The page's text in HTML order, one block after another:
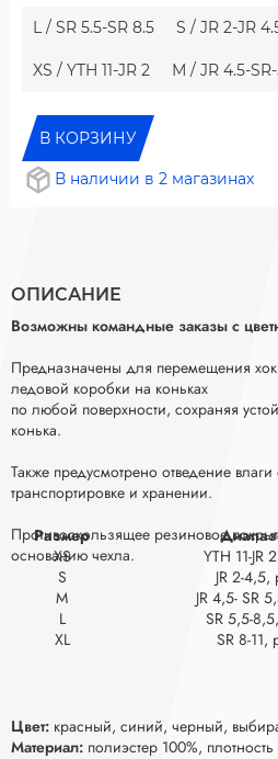
L / SR 5.5-SR 8.5 S / JR 2-JR
XS / YTH 11-JR 2 М / JR 4.5-
В КОРЗИНУ
В наличии в 2 магазинах
ОПИСАНИЕ
Возможны командные заказы с
Предназначены для перемещения
ледовой коробки на коньках
по любой поверхности, сохраняя
конька.
Также предусмотрено отведение
транспортировке и хранении.
Противоскользящее резиновое
основанию чехла.
Размер
XS
YTH 11-
S
JR 2-
M
JR 4,5- SR
L
SR 5,5-
XL
SR 8-
Цвет: красный, синий, черный,
Материал: полиэстер 100%,